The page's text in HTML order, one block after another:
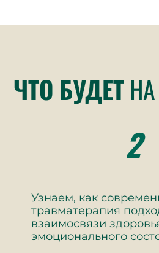
ЧТО БУДЕТНА
2
Узнаем, как
травматерапия
взаимосвязи
эмоционального